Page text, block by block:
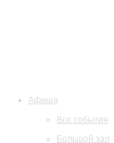
Афиша
Все события
Большой зал